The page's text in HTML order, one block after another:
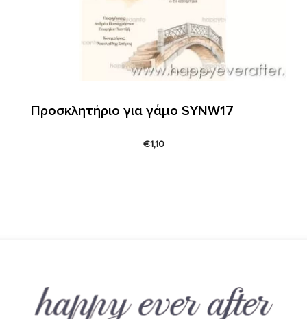
Προσκλητήριο για γάμο SYNW17
€1,10